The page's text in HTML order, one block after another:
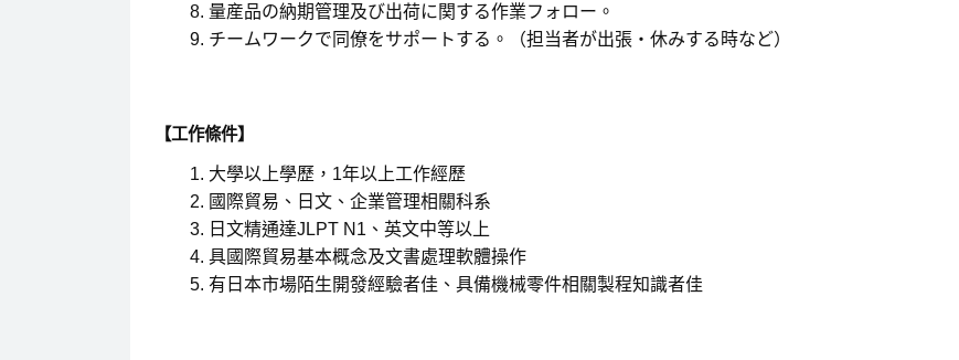
量産品の納期管理及び出荷に関する作業フォロー。
チームワークで同僚をサポートする。（担当者が出張・休みする時など）
【工作條件】
大學以上學歷，1年以上工作經歷
國際貿易、日文、企業管理相關科系
日文精通達JLPT N1、英文中等以上
具國際貿易基本概念及文書處理軟體操作
有日本市場陌生開發經驗者佳、具備機械零件相關製程知識者佳